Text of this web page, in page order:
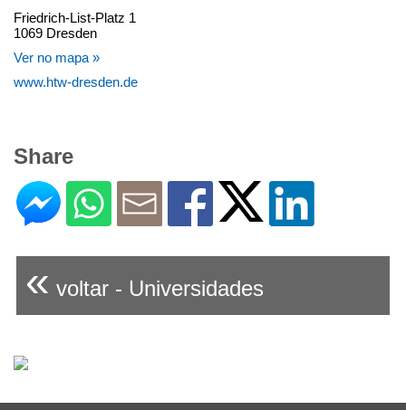
Friedrich-List-Platz 1
1069 Dresden
Ver no mapa »
www.htw-dresden.de
Share
« voltar - Universidades